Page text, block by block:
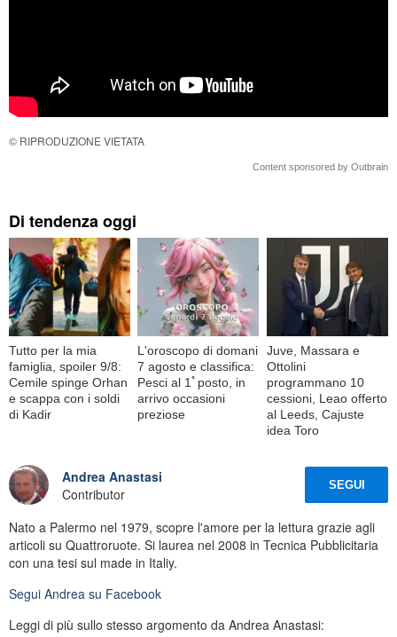
© RIPRODUZIONE VIETATA
Content sponsored by Outbrain
Di tendenza oggi
Tutto per la mia
famiglia, spoiler 9/8:
Cemile spinge Orhan
e scappa con i soldi
di Kadir
L'oroscopo di domani
7 agosto e classifica:
Pesci al 1ﾟposto, in
arrivo occasioni
preziose
Juve, Massara e
Ottolini
programmano 10
cessioni, Leao offerto
al Leeds, Cajuste
idea Toro
Andrea Anastasi
Contributor
SEGUI
Nato a Palermo nel 1979, scopre l'amore per la lettura grazie agli
articoli su Quattroruote. Si laurea nel 2008 in Tecnica Pubblicitaria
con una tesi sul made in Italiy.
Segui Andrea su Facebook
Leggi di più sullo stesso argomento da Andrea Anastasi: